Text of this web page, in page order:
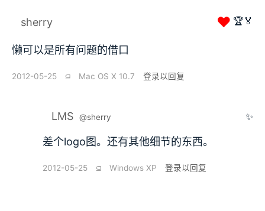
sherry ❤ 🏆🏅
懒可以是所有问题的借口
2012-05-25 ⫑ Mac OS X 10.7 登录以回复
LMS @sherry ✨
差个logo图。还有其他细节的东西。
2012-05-25 ⫑ Windows XP 登录以回复